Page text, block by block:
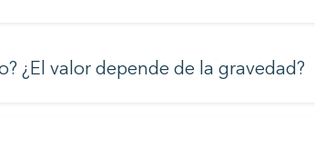
¿El valor depende de la gravedad?